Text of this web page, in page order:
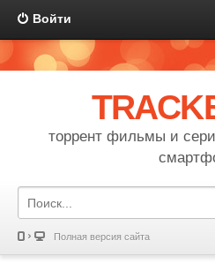
Войти
торрент фильмы и
Полная версия сайта